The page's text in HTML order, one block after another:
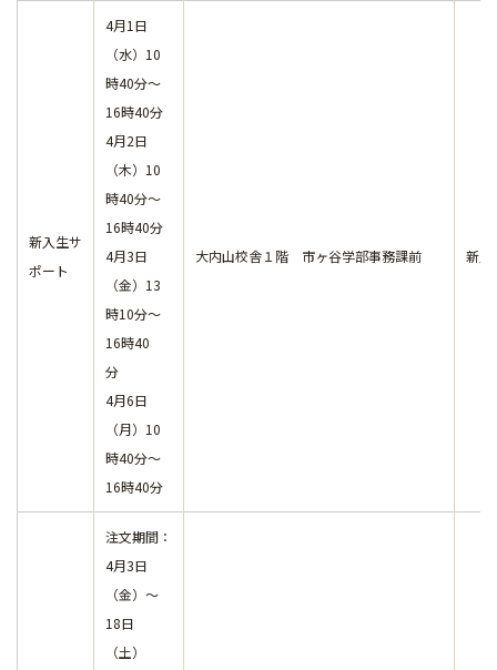
新入生サ
ポート
4月1日
（水）10
時40分～
16時40分
4月2日
（木）10
時40分～
16時40分
4月3日
（金）13
時10分～
16時40
分
4月6日
（月）10
時40分～
16時40分
大内山校舎１階 市ヶ谷学部事務課前 新入
注文期間：
4月3日
（金）～
18日
（土）